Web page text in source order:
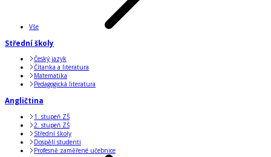
Vše
Střední školy
Český jazyk
Čítanka a literatura
Matematika
Pedagogická literatura
Angličtina
1. stupeň ZŠ
2. stupeň ZŠ
Střední školy
Dospělí studenti
Profesně zaměřené učebnice